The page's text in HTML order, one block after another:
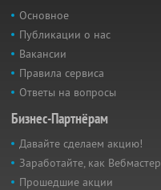
Основное
Публикации о нас
Вакансии
Правила сервиса
Ответы на вопросы
Бизнес-Партнёрам
Давайте сделаем акцию!
Заработайте, как Вебмастер
Прошедшие акции